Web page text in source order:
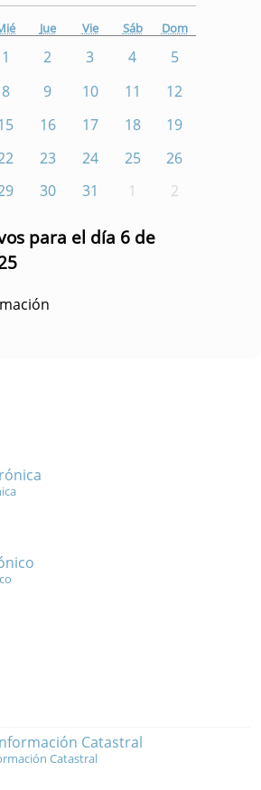
Jue Vie Sáb Dom
1 2 3 4
5
8 9 10 11
12
16 17 18
19
23 24 25
26
30 31 1 2
para el día 6 de
Catastral
Catastral